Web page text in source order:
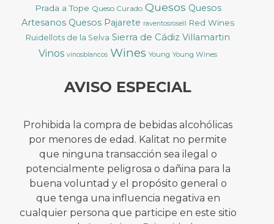
Prada a Tope Queso Curado Quesos Quesos
Artesanos Quesos Pajarete raventosrosell Red Wines
Ruidellots de la Selva Sierra de Cádiz Villamartin
Vinos vinosblancos Wines Young Young Wines
AVISO ESPECIAL
Prohibida la compra de bebidas alcohólicas
por menores de edad. Kalitat no permite
que ninguna transacción sea ilegal o
potencialmente peligrosa o dañina para la
buena voluntad y el propósito general o
que tenga una influencia negativa en
cualquier persona que participe en este sitio